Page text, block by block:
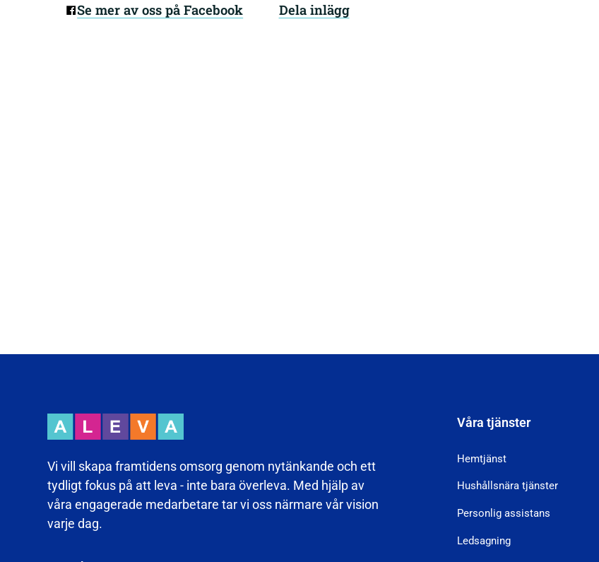
Se mer av oss på Facebook Dela inlägg
Vi vill skapa framtidens omsorg genom nytänkande och ett
tydligt fokus på att leva - inte bara överleva. Med hjälp av
våra engagerade medarbetare tar vi oss närmare vår vision
varje dag.
Våra tjänster
Hemtjänst
Hushållsnära tjänster
Personlig assistans
Ledsagning